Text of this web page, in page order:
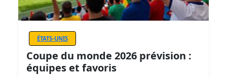
ÉTATS-UNIS
Coupe du monde 2026 prévision :
équipes et favoris